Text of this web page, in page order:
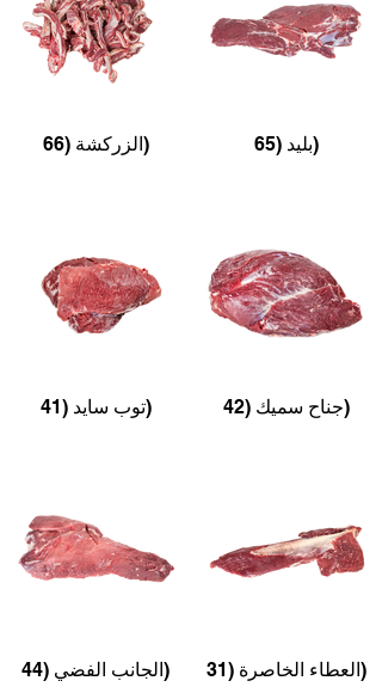
الزركشة (66) بليد (65)
توب سايد (41) جناح سميك (42)
الجانب الفضي (44) العطاء الخاصرة (31)